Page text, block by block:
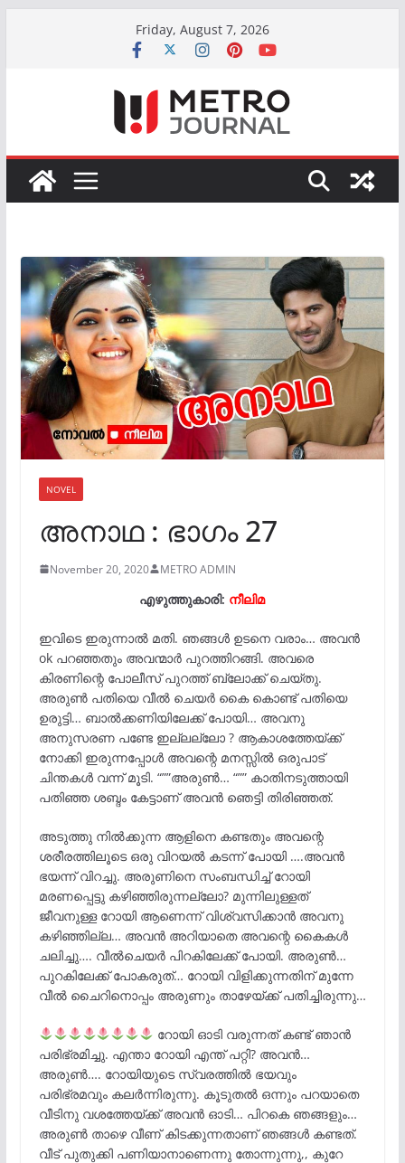
Friday, August 7, 2026
NOVEL
അനാഥ : ഭാഗം 27
November 20, 2020 METRO ADMIN
എഴുത്തുകാരി: നീലിമ
ഇവിടെ ഇരുന്നാൽ മതി. ഞങ്ങൾ ഉടനെ വരാം… അവൻ
ok പറഞ്ഞതും അവന്മാർ പുറത്തിറങ്ങി. അവരെ
കിരണിന്റെ പോലീസ് പുറത്ത് ബ്ലോക്ക്‌ ചെയ്തു.
അരുൺ പതിയെ വീൽ ചെയർ കൈ കൊണ്ട് പതിയെ
ഉരുട്ടി… ബാൽക്കണിയിലേക്ക് പോയി… അവനു
അനുസരണ പണ്ടേ ഇല്ലല്ലോ ? ആകാശത്തേയ്ക്ക്
നോക്കി ഇരുന്നപ്പോൾ അവന്റെ മനസ്സിൽ ഒരുപാട്
ചിന്തകൾ വന്ന് മൂടി. “””അരുൺ… “”” കാതിനടുത്തായി
പതിഞ്ഞ ശബ്ദം കേട്ടാണ് അവൻ ഞെട്ടി തിരിഞ്ഞത്.
അടുത്തു നിൽക്കുന്ന ആളിനെ കണ്ടതും അവന്റെ
ശരീരത്തിലൂടെ ഒരു വിറയൽ കടന്ന് പോയി ….അവൻ
ഭയന്ന് വിറച്ചു. അരുണിനെ സംബന്ധിച്ച് റോയി
മരണപ്പെട്ടു കഴിഞ്ഞിരുന്നല്ലോ? മുന്നിലുള്ളത്
ജീവനുള്ള റോയി ആണെന്ന് വിശ്വസിക്കാൻ അവനു
കഴിഞ്ഞില്ല… അവൻ അറിയാതെ അവന്റെ കൈകൾ
ചലിച്ചു…. വീൽചെയർ പിറകിലേക്ക് പോയി. അരുൺ…
പുറകിലേക്ക് പോകരുത്… റോയി വിളിക്കുന്നതിന്‌ മുന്നേ
വീൽ ചൈറിനൊപ്പം അരുണും താഴേയ്ക്ക് പതിച്ചിരുന്നു…
റോയി ഓടി വരുന്നത് കണ്ട് ഞാൻ
പരിഭ്രമിച്ചു. എന്താ റോയി എന്ത് പറ്റി? അവൻ…
അരുൺ…. റോയിയുടെ സ്വരത്തിൽ ഭയവും
പരിഭ്രമവും കലർന്നിരുന്നു. കൂടുതൽ ഒന്നും പറയാതെ
വീടിനു വശത്തേയ്ക്ക് അവൻ ഓടി… പിറകെ ഞങ്ങളും…
അരുൺ താഴെ വീണ്‌ കിടക്കുന്നതാണ് ഞങ്ങൾ കണ്ടത്.
വീട് പുതുക്കി പണിയാനാണെന്നു തോന്നുന്നു,, കുറേ